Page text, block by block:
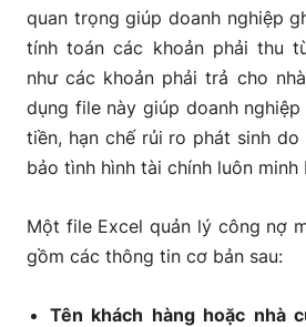
quan trọng giúp doanh nghiệp
tính toán các khoản phải thu
như các khoản phải trả cho
dụng file này giúp doanh
tiền, hạn chế rủi ro phát sinh do
bảo tình hình tài chính luôn minh
Một file Excel quản lý công nợ
gồm các thông tin cơ bản sau:
Tên khách hàng hoặc nhà